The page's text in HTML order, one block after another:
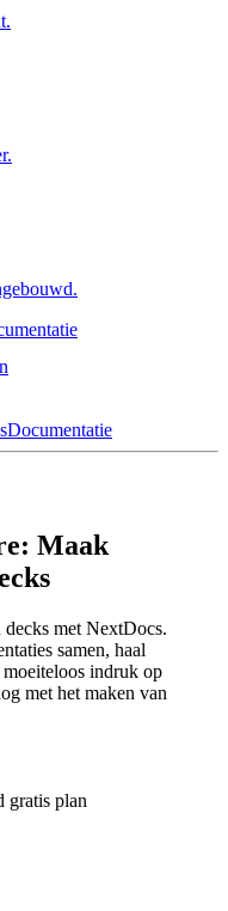
Documentatie
Maak
met NextDocs.
samen, haal
indruk op
met het maken van
gratis plan